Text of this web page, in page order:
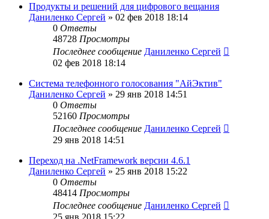
Продукты и решений для цифрового вещания
Даниленко Сергей » 02 фев 2018 18:14
0 Ответы
48728 Просмотры
Последнее сообщение Даниленко Сергей
02 фев 2018 18:14
Система телефонного голосования "АйЭктив"
Даниленко Сергей » 29 янв 2018 14:51
0 Ответы
52160 Просмотры
Последнее сообщение Даниленко Сергей
29 янв 2018 14:51
Переход на .NetFramework версии 4.6.1
Даниленко Сергей » 25 янв 2018 15:22
0 Ответы
48414 Просмотры
Последнее сообщение Даниленко Сергей
25 янв 2018 15:22